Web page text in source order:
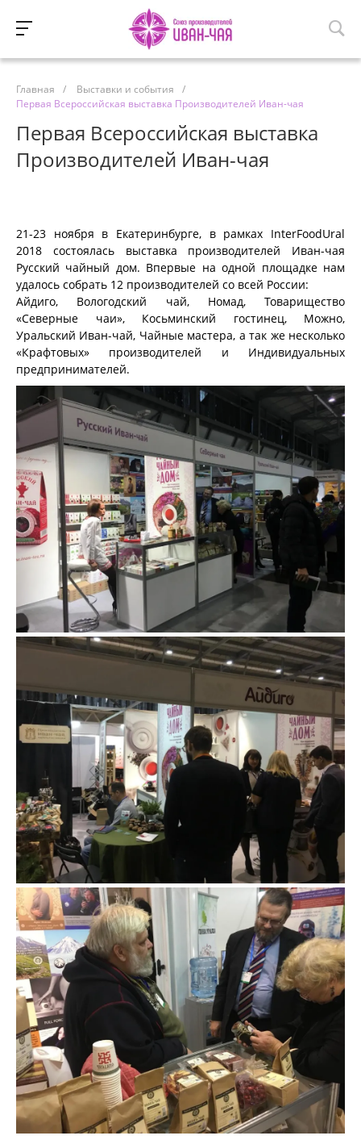
Главная / Выставки и события
/
Первая Всероссийская выставка Производителей Иван-чая
Первая Всероссийская выставка
Производителей Иван-чая
21-23 ноября в Екатеринбурге, в рамках InterFoodUral
2018 состоялась выставка производителей Иван-чая
Русский чайный дом. Впервые на одной площадке нам
удалось собрать 12 производителей со всей России:
Айдиго, Вологодский чай, Номад, Товарищество
«Северные чаи», Косьминский гостинец, Можно,
Уральский Иван-чай, Чайные мастера, а так же несколько
«Крафтовых» производителей и Индивидуальных
предпринимателей.